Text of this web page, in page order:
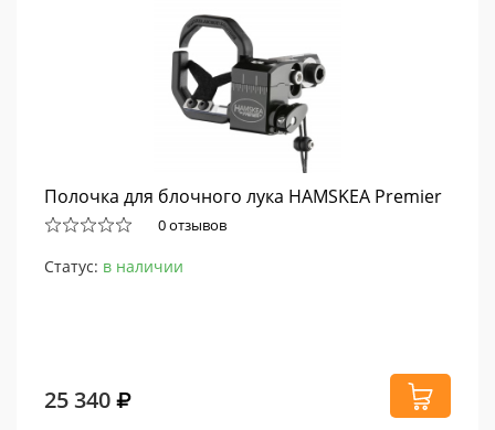
Полочка для блочного лука HAMSKEA Premier
0 отзывов
Статус: в наличии
25 340